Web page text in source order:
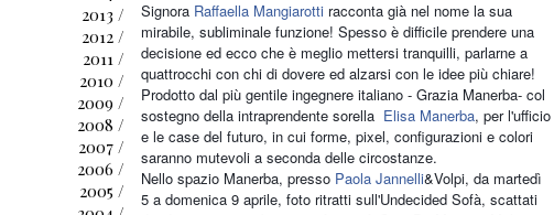
2013 /
2012 /
2011 /
2010 /
2009 /
2008 /
2007 /
2006 /
2005 /
Signora Raffaella Mangiarotti racconta già nel nome la sua
mirabile, subliminale funzione! Spesso è difficile prendere una
decisione ed ecco che è meglio mettersi tranquilli, parlarne a
quattrocchi con chi di dovere ed alzarsi con le idee più chiare!
Prodotto dal più gentile ingegnere italiano - Grazia Manerba- col
sostegno della intraprendente sorella Elisa Manerba, per l'ufficio
e le case del futuro, in cui forme, pixel, configurazioni e colori
saranno mutevoli a seconda delle circostanze.
Nello spazio Manerba, presso Paola Jannelli&Volpi, da martedì
5 a domenica 9 aprile, foto ritratti sull'Undecided Sofà, scattati